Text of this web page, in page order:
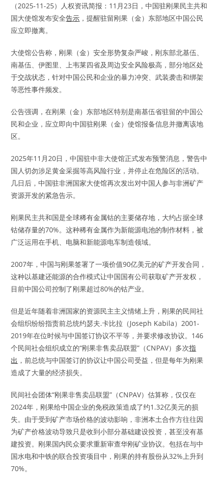
（2025-11-25）人权资讯简报：11月23日，中国驻刚果民主共和
国大使馆发布安全告示 ，提醒驻留刚果（金）东部地区中国公民
应立即撤离。
大使馆公告称，刚果（金）安全形势复杂严峻，刚东部北基伍、
南基伍、伊图里、上韦莱四省及周边安全风险极高，部分地区处
于交战状态，针对中国公民和企业的暴力冲突、武装袭击和绑架
等恶性事件频发。
公告强调，在刚果（金）东部地区特别是南基伍省驻留的中国公
民和企业，应立即向中国驻刚果（金）使馆报备信息并撤离该地
区。
2025年11月20日，中国驻中非大使馆正式发布预警消息，警告中
国人切勿涉足黄金采掘等高风险行业，并停止在危险区的活动。
几日后，中国驻非洲国家大使馆再次发出对中国人参与非洲矿产
资源开发的紧急告示。
刚果民主共和国是全球稀有金属钴的主要储存地，大约占据全球
钴储存量的70%。这种稀有金属作为新能源电池的制作材料，被
广泛运用在手机、电脑和新能源电车制造领域。
2007年，中国与刚果签署了一项价值90亿美元的矿产开发合同，
这种以基建还能源的合作模式让中国国有公司获取矿产开发权，
目前中国公司控制了刚果超过80%的钴产业。
但是近年随着非洲国家的资源民主主义情绪上升，刚果的民间社
会组织纷纷指责前总统约瑟夫.卡比拉（Joseph Kabila）2001-
2019年在位时候与中国签订协议不平等，并要求修改协议。146
个民间社会组织成立的“刚果非售卖品联盟”（CNPAV）多次指
出 ，前总统与中国签订的协议让中国公司受益，但是每年为刚果
造成了大量的经济损失。
民间社会团体“刚果非售卖品联盟”（CNPAV）估算称，仅仅在
2024年，刚果给中国企业的免税政策造成了约1.32亿美元的损
失。由于受到矿产市场价格的波动影响，非洲本土合作方往往因
为矿产价格波动导致只是收到小部分基础建设投资，甚至没有基
建投资。刚果国内民众要求重新审查华刚矿业协议。包括在与中
国水电和中铁的联合投资项目中，刚果的持有股份从32%上升到
70%。